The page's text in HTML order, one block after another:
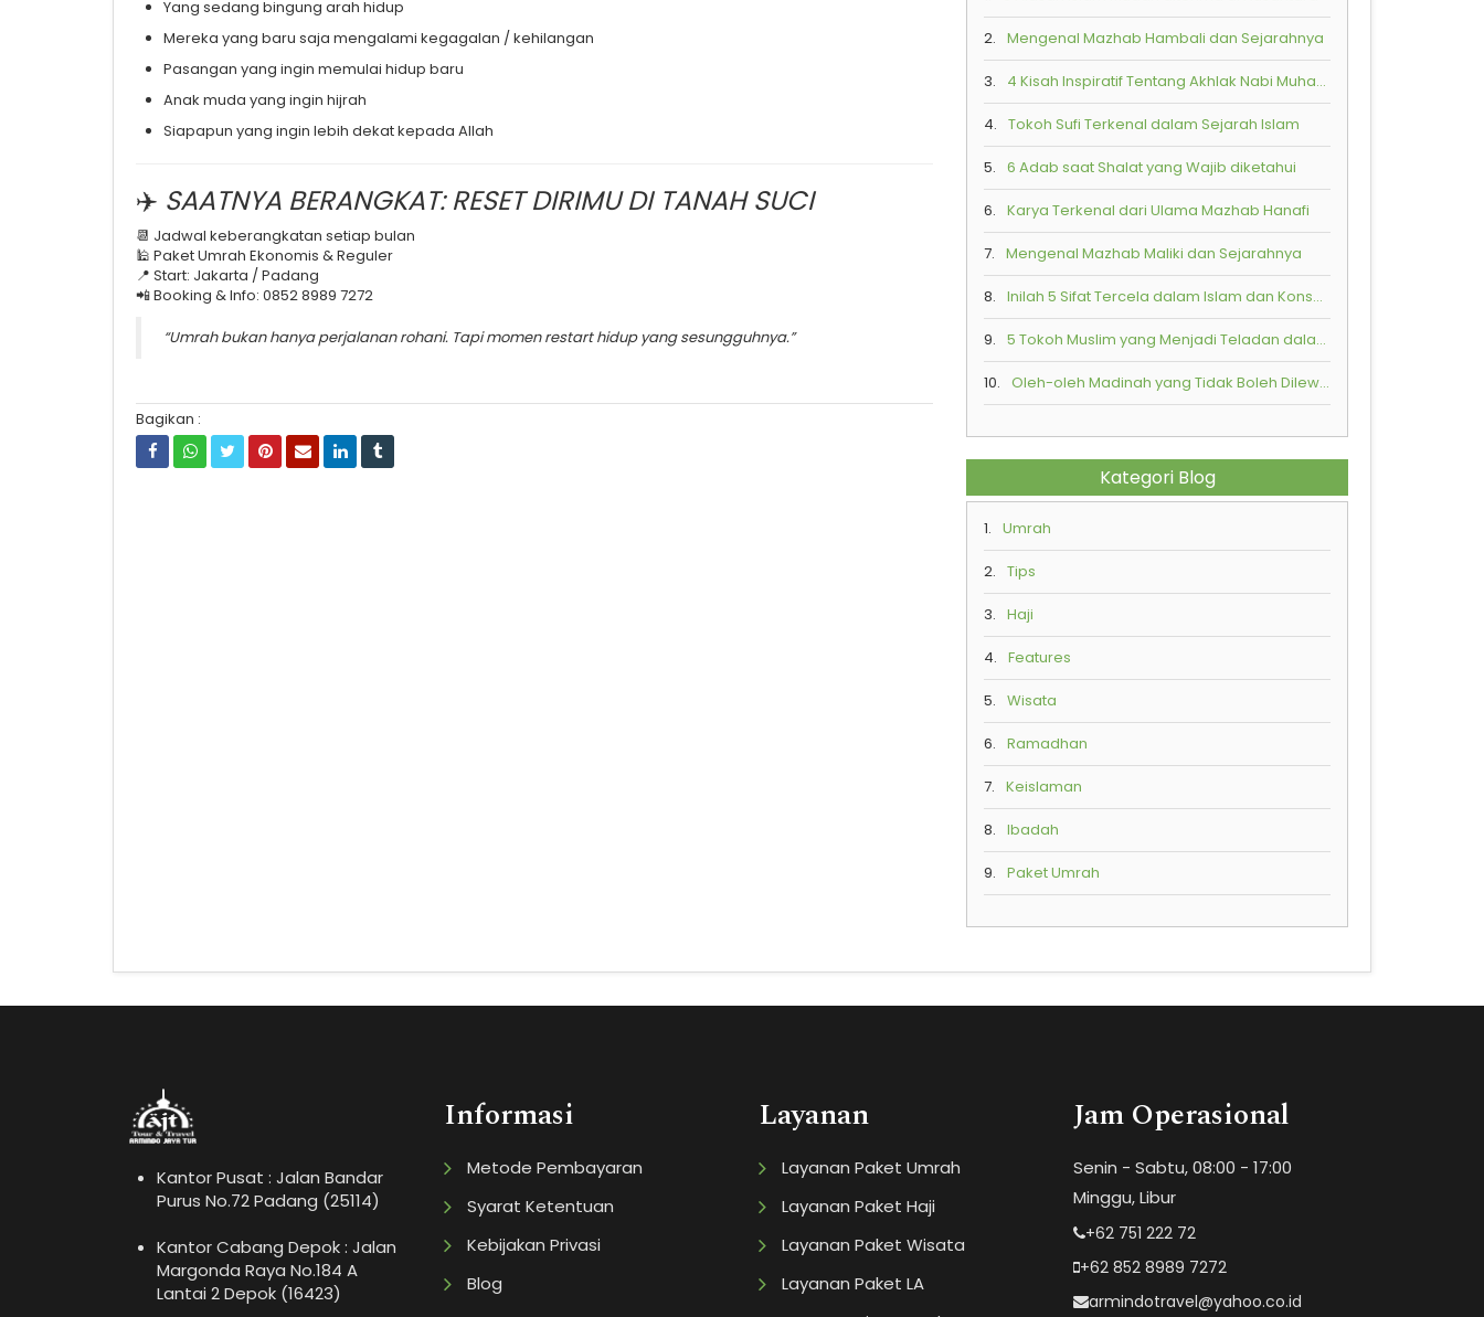
Yang sedang bingung arah hidup
Mereka yang baru saja mengalami kegagalan / kehilangan
Pasangan yang ingin memulai hidup baru
Anak muda yang ingin hijrah
Siapapun yang ingin lebih dekat kepada Allah
✈️ SAATNYA BERANGKAT: RESET DIRIMU DI TANAH SUCI
📆 Jadwal keberangkatan setiap bulan
🕌 Paket Umrah Ekonomis & Reguler
📍 Start: Jakarta / Padang
📲 Booking & Info: 0852 8989 7272
“Umrah bukan hanya perjalanan rohani. Tapi momen restart hidup yang sesungguhnya.”
Bagikan :
2. Mengenal Mazhab Hambali dan Sejarahnya
3. 4 Kisah Inspiratif Tentang Akhlak Nabi Muhammad SAW
4. Tokoh Sufi Terkenal dalam Sejarah Islam
5. 6 Adab saat Shalat yang Wajib diketahui
6. Karya Terkenal dari Ulama Mazhab Hanafi
7. Mengenal Mazhab Maliki dan Sejarahnya
8. Inilah 5 Sifat Tercela dalam Islam dan Konsekuensi Buruk yang Akan Diterima
9. 5 Tokoh Muslim yang Menjadi Teladan dalam Mempraktikkan Toleransi Beragama
10. Oleh-oleh Madinah yang Tidak Boleh Dilewatkan
Kategori Blog
1. Umrah
2. Tips
3. Haji
4. Features
5. Wisata
6. Ramadhan
7. Keislaman
8. Ibadah
9. Paket Umrah
Kantor Pusat : Jalan Bandar
Purus No.72 Padang (25114)
Kantor Cabang Depok : Jalan
Margonda Raya No.184 A
Lantai 2 Depok (16423)
Informasi
Metode Pembayaran
Syarat Ketentuan
Kebijakan Privasi
Blog
Layanan
Layanan Paket Umrah
Layanan Paket Haji
Layanan Paket Wisata
Layanan Paket LA
Jam Operasional
Senin - Sabtu, 08:00 - 17:00
Minggu, Libur
+62 751 222 72
+62 852 8989 7272
armindotravel@yahoo.co.id